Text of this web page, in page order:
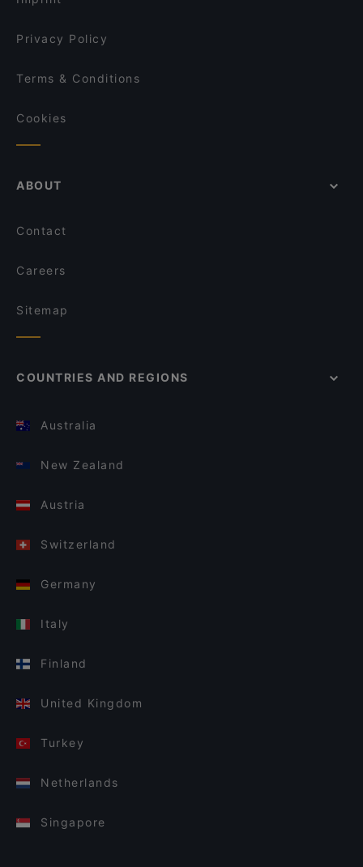
Privacy Policy
Terms & Conditions
Cookies
ABOUT
Contact
Careers
Sitemap
COUNTRIES AND REGIONS
Australia
New Zealand
Austria
Switzerland
Germany
Italy
Finland
United Kingdom
Turkey
Netherlands
Singapore